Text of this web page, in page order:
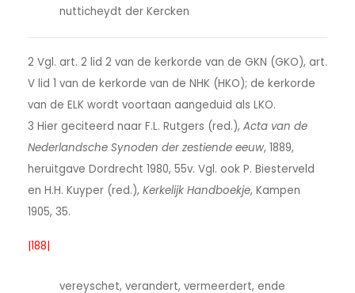
nutticheydt der Kercken
2 Vgl. art. 2 lid 2 van de kerkorde van de GKN (GKO), art.
V lid 1 van de kerkorde van de NHK (HKO); de kerkorde
van de ELK wordt voortaan aangeduid als LKO.
3 Hier geciteerd naar F.L. Rutgers (red.), Acta van de
Nederlandsche Synoden der zestiende eeuw, 1889,
heruitgave Dordrecht 1980, 55v. Vgl. ook P. Biesterveld
en H.H. Kuyper (red.), Kerkelijk Handboekje, Kampen
1905, 35.
|188|
vereyschet, verandert, vermeerdert, ende